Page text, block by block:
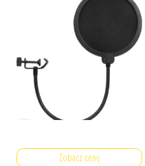
Zobacz cenę